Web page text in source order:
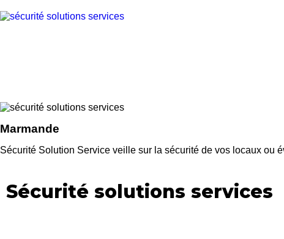
Marmande
Sécurité Solution Service veille sur la sécurité de vos locaux ou
Sécurité solutions services